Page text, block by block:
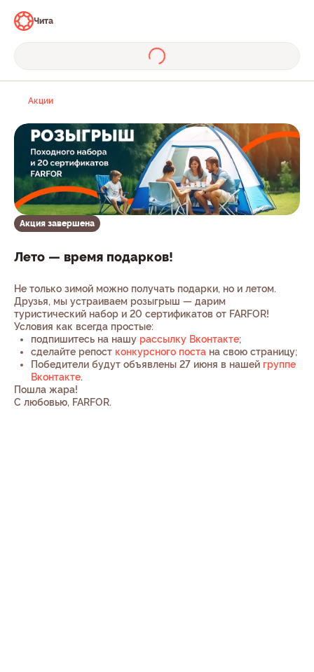
Чита
Акции
Акция завершена
Лето — время подарков!
Не только зимой можно получать подарки, но и летом.
Друзья, мы устраиваем розыгрыш — дарим
туристический набор и 20 сертификатов от FARFOR!
Условия как всегда простые:
подпишитесь на нашу рассылку Вконтакте;
сделайте репост конкурсного поста на свою страницу;
Победители будут объявлены 27 июня в нашей группе
Вконтакте.
Пошла жара!
С любовью, FARFOR.